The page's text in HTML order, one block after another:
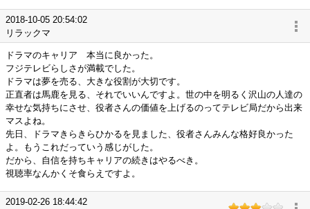
2018-10-05 20:54:02
リラックマ
ドラマのキャリア 本当に良かった。
フジテレビらしさが満載でした。
ドラマは夢を売る、大きな役割が大切です。
正直者は馬鹿を見る、それでいいんですよ。世の中を明るく沢山の人達の
幸せな気持ちにさせ、役者さんの価値を上げるのってテレビ局だから出来
マスよね。
先日、ドラマきらきらひかるを見ました、役者さんみんな格好良かった
よ。もうこれだっていう感じがした。
だから、自信を持ちキャリアの続きはやるべき。
視聴率なんかくそ食らえですよ。
2019-02-26 18:44:42